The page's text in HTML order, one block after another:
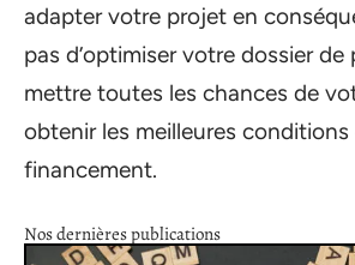
adapter votre projet en
pas d’optimiser votre dossier de
mettre toutes les chances de
obtenir les meilleures conditions
financement.
Nos dernières publications